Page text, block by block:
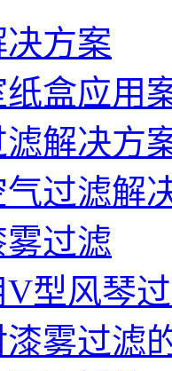
方案
盒应用
解决方
过滤解
过滤
型风琴
雾过滤